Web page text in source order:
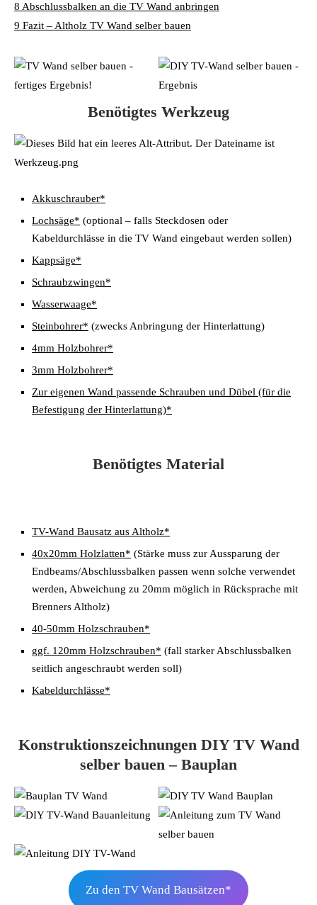
8 Abschlussbalken an die TV Wand anbringen
9 Fazit – Altholz TV Wand selber bauen
Benötigtes Werkzeug
Akkuschrauber*
Lochsäge* (optional – falls Steckdosen oder
Kabeldurchlässe in die TV Wand eingebaut werden sollen)
Kappsäge*
Schraubzwingen*
Wasserwaage*
Steinbohrer* (zwecks Anbringung der Hinterlattung)
4mm Holzbohrer*
3mm Holzbohrer*
Zur eigenen Wand passende Schrauben und Dübel (für die
Befestigung der Hinterlattung)*
Benötigtes Material
TV-Wand Bausatz aus Altholz*
40x20mm Holzlatten* (Stärke muss zur Aussparung der
Endbeams/Abschlussbalken passen wenn solche verwendet
werden, Abweichung zu 20mm möglich in Rücksprache mit
Brenners Altholz)
40-50mm Holzschrauben*
ggf. 120mm Holzschrauben* (fall starker Abschlussbalken
seitlich angeschraubt werden soll)
Kabeldurchlässe*
Konstruktionszeichnungen DIY TV Wand
selber bauen – Bauplan
Zu den TV Wand Bausätzen*